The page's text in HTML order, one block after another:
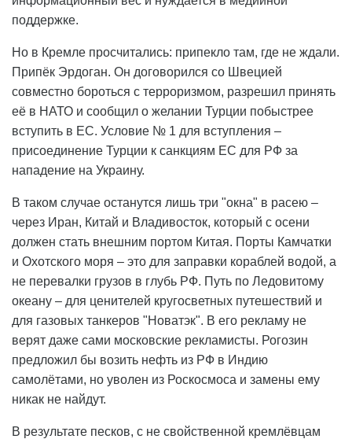
поддержке.
Но в Кремле просчитались: припекло там, где не ждали.
Припёк Эрдоган. Он договорился со Швецией
совместно бороться с терроризмом, разрешил принять
её в НАТО и сообщил о желании Турции побыстрее
вступить в ЕС. Условие № 1 для вступления –
присоединение Турции к санкциям ЕС для РФ за
нападение на Украину.
В таком случае останутся лишь три "окна" в расею –
через Иран, Китай и Владивосток, который с осени
должен стать внешним портом Китая. Порты Камчатки
и Охотского моря – это для заправки кораблей водой, а
не перевалки грузов в глубь РФ. Путь по Ледовитому
океану – для ценителей кругосветных путешествий и
для газовых танкеров "Новатэк". В его рекламу не
верят даже сами московские рекламисты. Рогозин
предложил бы возить нефть из РФ в Индию
самолётами, но уволен из Роскосмоса и замены ему
никак не найдут.
В результате песков, с не свойственной кремлёвцам